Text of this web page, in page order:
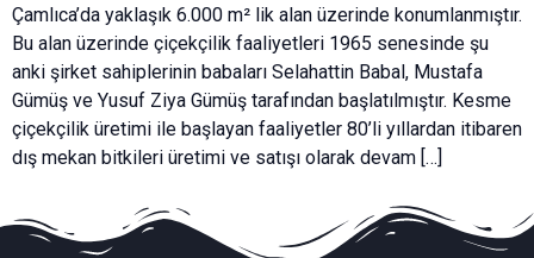
Çamlıca’da yaklaşık 6.000 m² lik alan üzerinde konumlanmıştır.
Bu alan üzerinde çiçekçilik faaliyetleri 1965 senesinde şu
anki şirket sahiplerinin babaları Selahattin Babal, Mustafa
Gümüş ve Yusuf Ziya Gümüş tarafından başlatılmıştır. Kesme
çiçekçilik üretimi ile başlayan faaliyetler 80’li yıllardan itibaren
dış mekan bitkileri üretimi ve satışı olarak devam […]